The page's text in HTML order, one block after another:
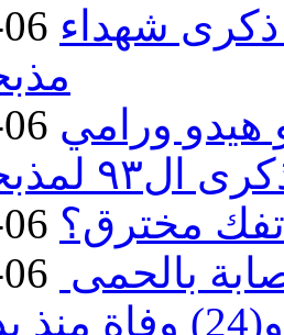
ذكرى شهداء
هيدو ورامي
سميل
مخترق؟